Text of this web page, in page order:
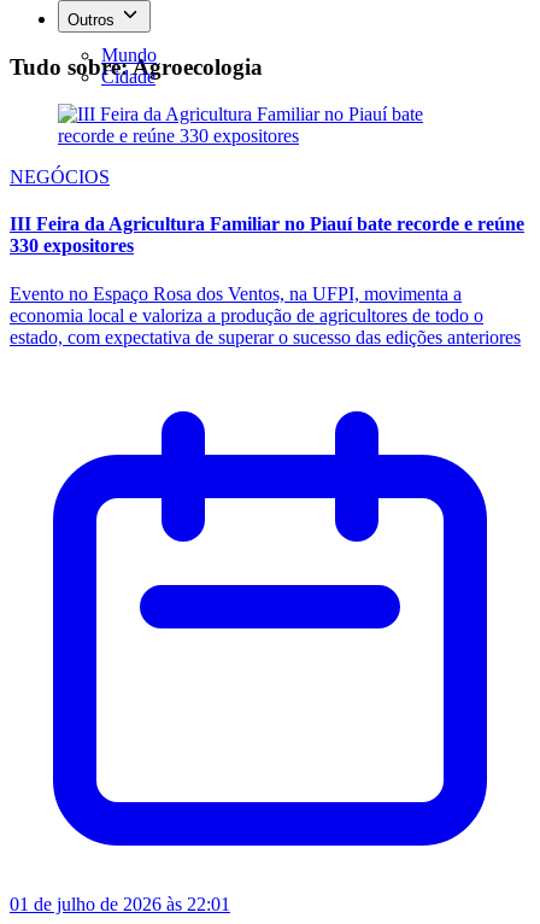
Outros
Mundo
Cidade
Tudo sobre: Agroecologia
NEGÓCIOS
III Feira da Agricultura Familiar no Piauí bate recorde e reúne
330 expositores
Evento no Espaço Rosa dos Ventos, na UFPI, movimenta a
economia local e valoriza a produção de agricultores de todo o
estado, com expectativa de superar o sucesso das edições anteriores
01 de julho de 2026 às 22:01